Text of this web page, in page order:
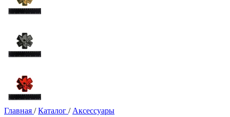
Главная / Каталог / Аксессуары